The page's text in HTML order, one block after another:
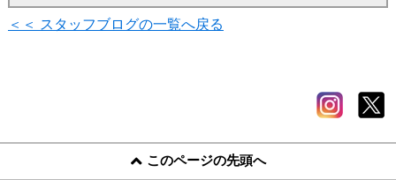
＜＜ スタッフブログの一覧へ戻る
このページの先頭へ